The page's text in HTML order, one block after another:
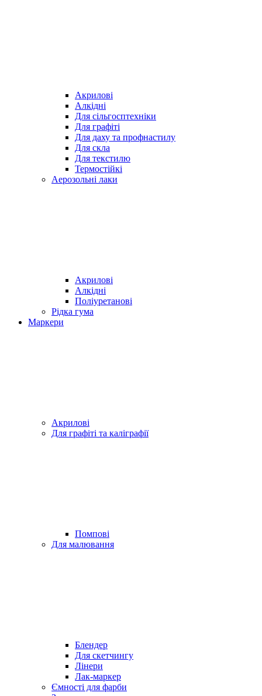
Акрилові
Алкідні
Для cільгосптехніки
Для графіті
Для даху та профнастилу
Для скла
Для текстилю
Термостійкі
Аерозольні лаки
Акрилові
Алкідні
Поліуретанові
Рідка гума
Маркери
Акрилові
Для графіті та каліграфії
Помпові
Для малювання
Блендер
Для скетчингу
Лінери
Лак-маркер
Ємності для фарби